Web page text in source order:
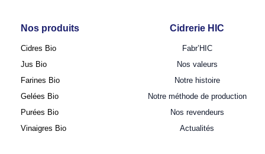
Nos produits
Cidres Bio
Jus Bio
Farines Bio
Gelées Bio
Purées Bio
Vinaigres Bio
Cidrerie HIC
Fabr’HIC
Nos valeurs
Notre histoire
Notre méthode de production
Nos revendeurs
Actualités